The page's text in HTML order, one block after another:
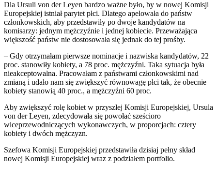
Dla Ursuli von der Leyen bardzo ważne było, by w nowej Komisji
Europejskiej istniał parytet płci. Dlatego apelowała do państw
członkowskich, aby przedstawiły po dwoje kandydatów na
komisarzy: jednym mężczyźnie i jednej kobiecie. Przeważająca
większość państw nie dostosowała się jednak do tej prośby.
– Gdy otrzymałam pierwsze nominacje i nazwiska kandydatów, 22
proc. stanowiły kobiety, a 78 proc. mężczyźni. Taka sytuacja była
nieakceptowalna. Pracowałam z państwami członkowskimi nad
zmianą i udało nam się zwiększyć równowagę płci tak, że obecnie
kobiety stanowią 40 proc., a mężczyźni 60 proc.
Aby zwiększyć rolę kobiet w przyszłej Komisji Europejskiej, Ursula
von der Leyen, zdecydowała się powołać sześcioro
wiceprzewodniczących wykonawczych, w proporcjach: cztery
kobiety i dwóch mężczyzn.
Szefowa Komisji Europejskiej przedstawiła dzisiaj pełny skład
nowej Komisji Europejskiej wraz z podziałem portfolio.